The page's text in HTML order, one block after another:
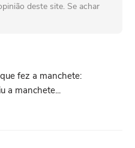
deste site. Se achar
fez a manchete:
a manchete...